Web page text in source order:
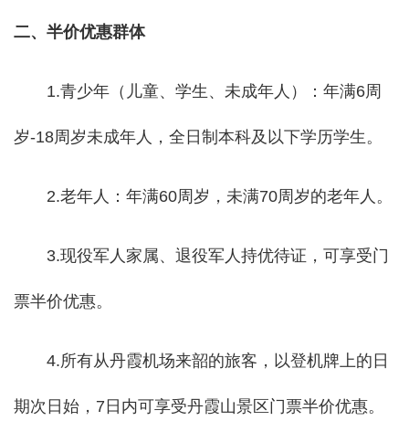
二、半价优惠群体
1.青少年（儿童、学生、未成年人）：年满6周
岁-18周岁未成年人，全日制本科及以下学历学生。
2.老年人：年满60周岁，未满70周岁的老年人。
3.现役军人家属、退役军人持优待证，可享受门
票半价优惠。
4.所有从丹霞机场来韶的旅客，以登机牌上的日
期次日始，7日内可享受丹霞山景区门票半价优惠。